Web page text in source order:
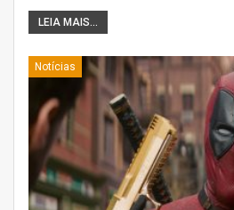
LEIA MAIS...
Notícias